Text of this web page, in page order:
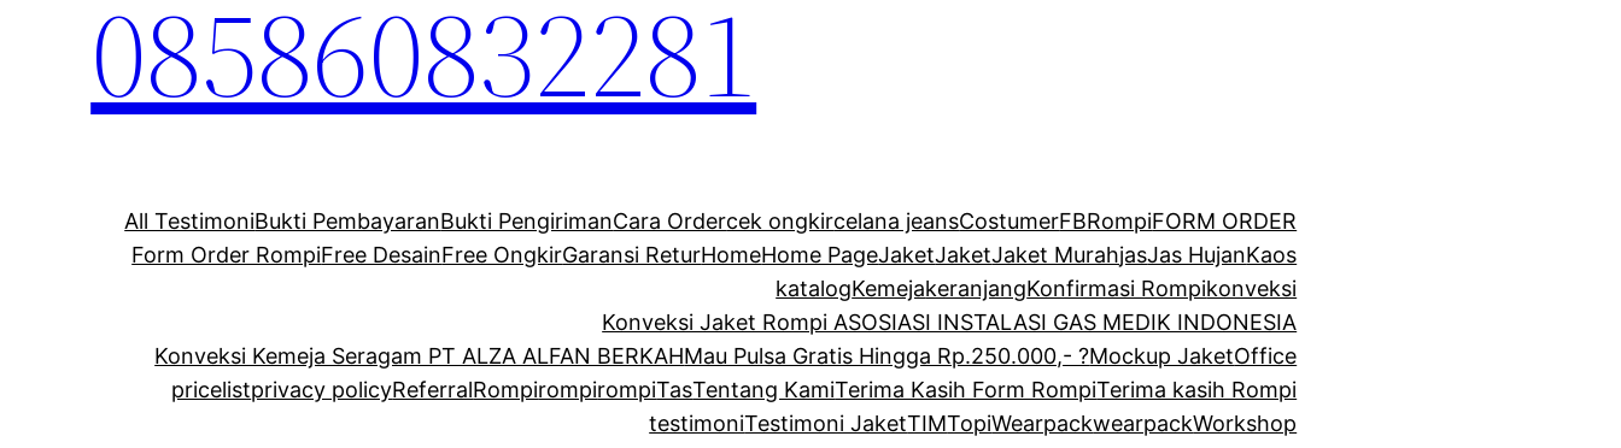
085860832281
All TestimoniBukti PembayaranBukti PengirimanCara Ordercek ongkircelana jeansCostumerFBRompiFORM ORDER
Form Order RompiFree DesainFree OngkirGaransi ReturHomeHome PageJaketJaketJaket MurahjasJas HujanKaos
katalogKemejakeranjangKonfirmasi Rompikonveksi
Konveksi Jaket Rompi ASOSIASI INSTALASI GAS MEDIK INDONESIA
Konveksi Kemeja Seragam PT ALZA ALFAN BERKAHMau Pulsa Gratis Hingga Rp.250.000,- ?Mockup JaketOffice
pricelistprivacy policyReferralRompirompirompiTasTentang KamiTerima Kasih Form RompiTerima kasih Rompi
testimoniTestimoni JaketTIMTopiWearpackwearpackWorkshop